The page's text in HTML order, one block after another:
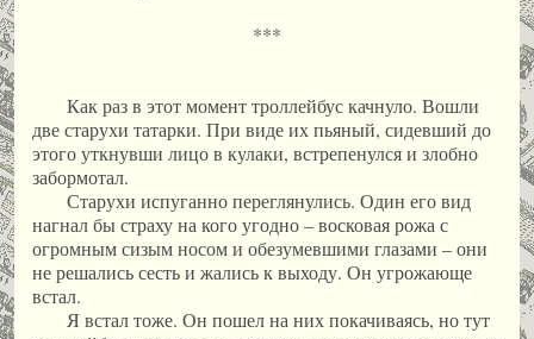
***
Как раз в этот момент троллейбус качнуло. Вошли
две старухи татарки. При виде их пьяный, сидевший до
этого уткнувши лицо в кулаки, встрепенулся и злобно
забормотал.
Старухи испуганно переглянулись. Один его вид
нагнал бы страху на кого угодно – восковая рожа с
огромным сизым носом и обезумевшими глазами – они
не решались сесть и жались к выходу. Он угрожающе
встал.
Я встал тоже. Он пошел на них покачиваясь, но тут